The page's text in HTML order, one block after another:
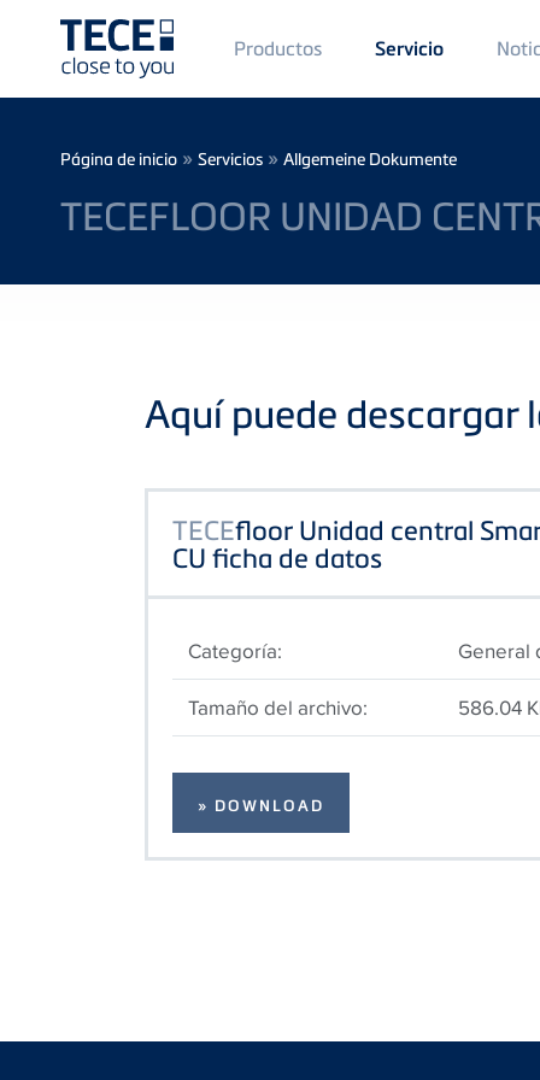
Main
Menü
1
Productos Servicio
Breadcrumb
Página de inicio » Servicios » Allgemeine Dokumente
TECEFLOOR UNIDAD
Aquí puede descargar
TECEfloor Unidad central
CU ficha de datos
Categoría:
General
Tamaño del archivo:
586.04
» DOWNLOAD